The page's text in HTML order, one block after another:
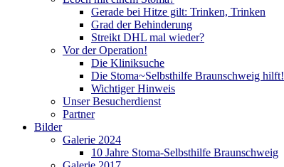
Gerade bei Hitze gilt: Trinken, Trinken
Grad der Behinderung
Streikt DHL mal wieder?
Vor der Operation!
Die Kliniksuche
Die Stoma~Selbsthilfe Braunschweig hilft!
Wichtiger Hinweis
Unser Besucherdienst
Partner
Bilder
Galerie 2024
10 Jahre Stoma-Selbsthilfe Braunschweig